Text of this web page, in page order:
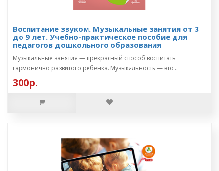
Воспитание звуком. Музыкальные занятия от 3
до 9 лет. Учебно-практическое пособие для
педагогов дошкольного образования
Музыкальные занятия — прекрасный способ воспитать
гармонично развитого ребенка. Музыкальность — это ..
300р.